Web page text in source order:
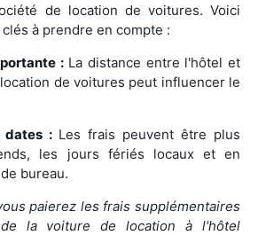
de location de voitures. Voici
à prendre en compte :
:La distance entre l'hôtel et
de voitures peut influencer le
dates :Les frais peuvent être plus
les jours fériés locaux et en
bureau.
paierez les frais supplémentaires
la voiture de location à l'hôtel